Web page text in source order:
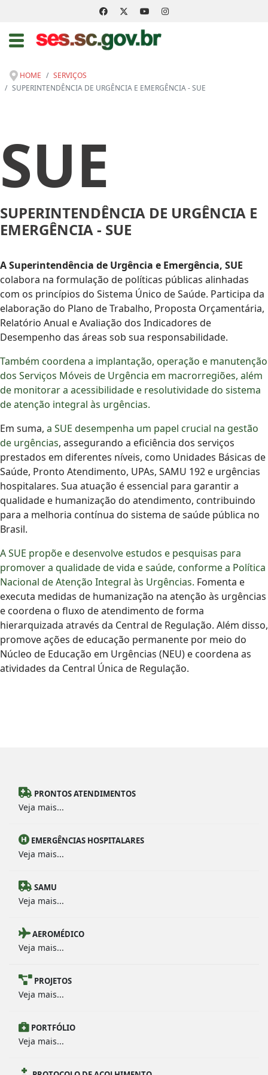
HOME
SERVIÇOS
SUPERINTENDÊNCIA DE URGÊNCIA E EMERGÊNCIA - SUE
SUE
SUPERINTENDÊNCIA DE URGÊNCIA E
EMERGÊNCIA - SUE
A Superintendência de Urgência e Emergência, SUE
colabora na formulação de políticas públicas alinhadas
com os princípios do Sistema Único de Saúde. Participa da
elaboração do Plano de Trabalho, Proposta Orçamentária,
Relatório Anual e Avaliação dos Indicadores de
Desempenho das áreas sob sua responsabilidade.
Também coordena a implantação, operação e manutenção
dos Serviços Móveis de Urgência em macrorregiões, além
de monitorar a acessibilidade e resolutividade do sistema
de atenção integral às urgências.
Em suma, a SUE desempenha um papel crucial na gestão
de urgências, assegurando a eficiência dos serviços
prestados em diferentes níveis, como Unidades Básicas de
Saúde, Pronto Atendimento, UPAs, SAMU 192 e urgências
hospitalares. Sua atuação é essencial para garantir a
qualidade e humanização do atendimento, contribuindo
para a melhoria contínua do sistema de saúde pública no
Brasil.
A SUE propõe e desenvolve estudos e pesquisas para
promover a qualidade de vida e saúde, conforme a Política
Nacional de Atenção Integral às Urgências. Fomenta e
executa medidas de humanização na atenção às urgências
e coordena o fluxo de atendimento de forma
hierarquizada através da Central de Regulação. Além disso,
promove ações de educação permanente por meio do
Núcleo de Educação em Urgências (NEU) e coordena as
atividades da Central Única de Regulação.
PRONTOS ATENDIMENTOS
Veja mais...
EMERGÊNCIAS HOSPITALARES
Veja mais...
SAMU
Veja mais...
AEROMÉDICO
Veja mais...
PROJETOS
Veja mais...
PORTFÓLIO
Veja mais...